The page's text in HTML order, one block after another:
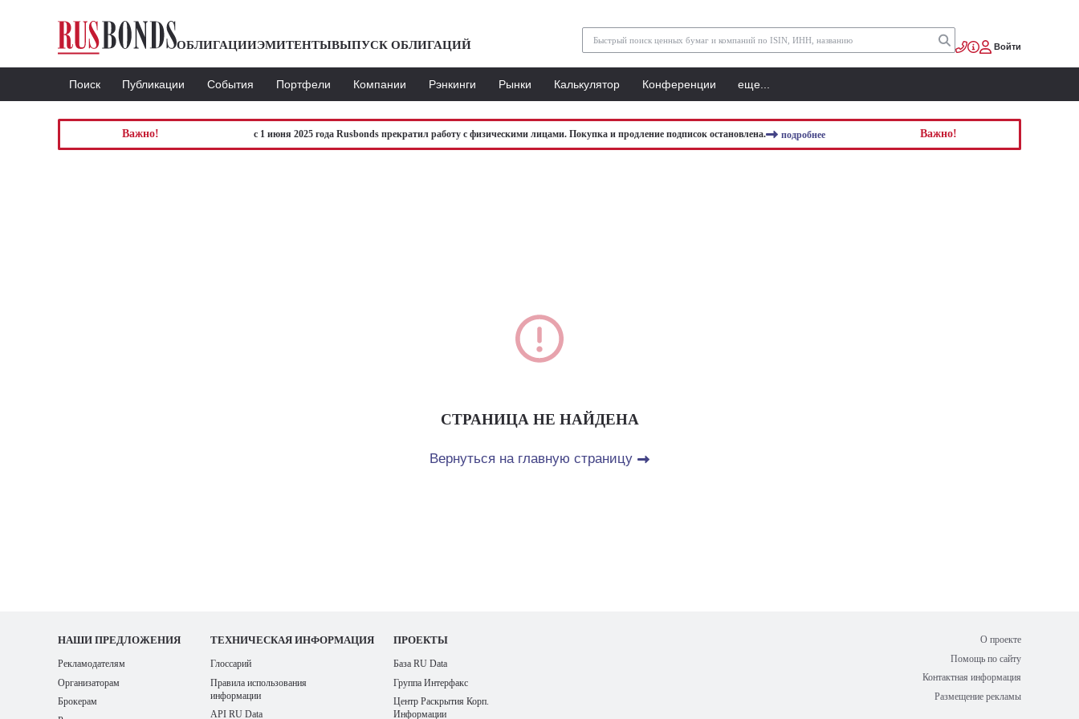
ОБЛИГАЦИИЭМИТЕНТЫВЫПУСК ОБЛИГАЦИЙ Войти
Поиск Публикации События Портфели Компании Рэнкинги Рынки Калькулятор Конференции еще...
Важно! с 1 июня 2025 года Rusbonds прекратил работу с физическими лицами. Покупка и продление подписок остановлена. подробнее Важно!
СТРАНИЦА НЕ НАЙДЕНА
Вернуться на главную страницу
НАШИ ПРЕДЛОЖЕНИЯ
Рекламодателям
Организаторам
Брокерам
ТЕХНИЧЕСКАЯ ИНФОРМАЦИЯ
Глоссарий
Правила использования
информации
API RU Data
ПРОЕКТЫ
База RU Data
Группа Интерфакс
Центр Раскрытия Корп.
Информации
О проекте
Помощь по сайту
Контактная информация
Размещение рекламы